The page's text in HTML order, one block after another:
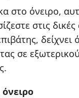
στο όνειρο,
στις δικές
δείχνει
σε